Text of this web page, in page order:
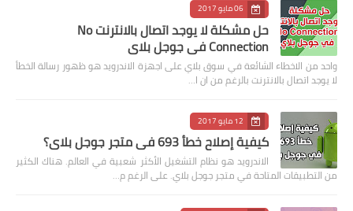
06 مايو 2017
حل مشكلة لا يوجد اتصال بالانترنت No
Connection في جوجل بلاي
واحد من الاخطاء الشائعة في سوق بلاي على اجهزة الاندرويد هو ظهور رسالة الخطأ
لا يوجد اتصال بالانترنت بالرغم من ان ا…
12 مايو 2017
كيفية إصلاح خطأ 693 في متجر جوجل بلاي؟
الاندرويد هو نظام التشغيل الأكثر شعبية في العالم. هناك الكثير
من التطبيقات المتاحة في متجر جوجل بلاي. على الرغم م…